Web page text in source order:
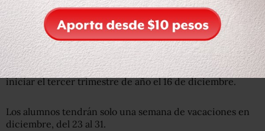
Habrá un receso entre el 3 y el 13 de diciembre, donde
los alumnos podrán realizar trámites escolares para
iniciar el tercer trimestre de año el 16 de diciembre.
Los alumnos tendrán solo una semana de vacaciones en
diciembre, del 23 al 31.